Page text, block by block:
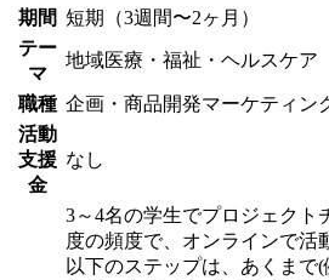
期間 短期（3週間〜2ヶ月）
テー
マ
地域医療・福祉・ヘルスケア
職種 企画・商品開発マーケティン
活動
支援
金
なし
3～4名の学生でプロジェクト
度の頻度で、オンラインで活
以下のステップは、あくまで